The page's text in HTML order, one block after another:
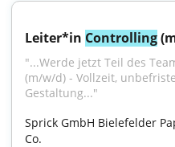
Leiter*in Controlling
"...Werde jetzt Teil des
(m/w/d) - Vollzeit,
Gestaltung..."
Sprick GmbH Bielefelder
Co.